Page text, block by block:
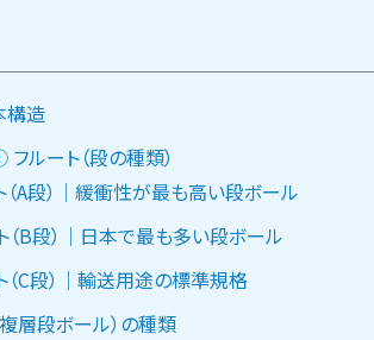
構造
ルート（段の種類）
（A段）｜緩衝性が最も高い段ボール
（B段）｜日本で最も多い段ボール
（C段）｜輸送用途の標準規格
層段ボール）の種類